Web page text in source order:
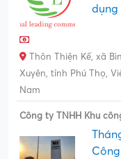
dụng
Thôn Thiện Kế, xã
Xuyên, tỉnh Phú Thọ,
Nam
Công ty TNHH Khu